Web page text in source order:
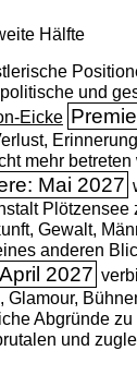
Hälfte
und
Eicke
mehr
Mai 2027
Plötzensee
Gewalt,
anderen
2027
Glamour,
Abgründe
und